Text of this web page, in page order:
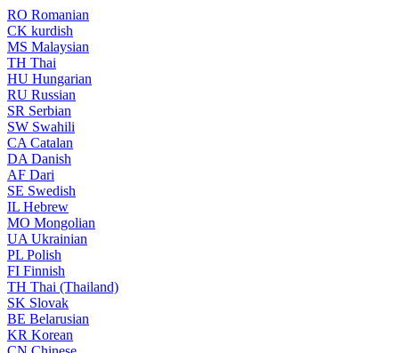
RO Romanian
CK kurdish
MS Malaysian
TH Thai
HU Hungarian
RU Russian
SR Serbian
SW Swahili
CA Catalan
DA Danish
AF Dari
SE Swedish
IL Hebrew
MO Mongolian
UA Ukrainian
PL Polish
FI Finnish
TH Thai (Thailand)
SK Slovak
BE Belarusian
KR Korean